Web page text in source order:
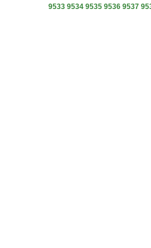
9533 9534 9535 9536 9537